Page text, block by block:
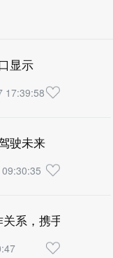
显示
17:39:58
驶未来
系，携手推动互